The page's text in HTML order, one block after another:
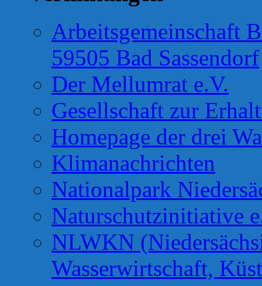
Arbeitsgemeinschaft
59505 Bad Sassendorf
Der Mellumrat e.V.
Gesellschaft zur
Homepage der drei
Klimanachrichten
Nationalpark
Naturschutzinitiative
NLWKN
Wasserwirtschaft,